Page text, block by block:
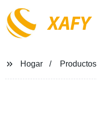
XAFY
Hogar Productos